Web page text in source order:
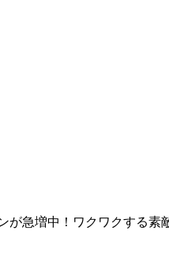
急増中！ワクワクする素